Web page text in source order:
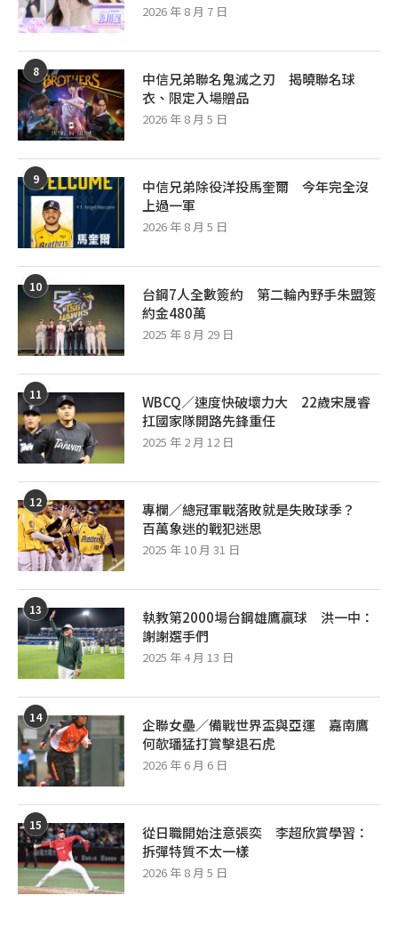
2026 年 8 月 7 日
8
中信兄弟聯名鬼滅之刃 揭曉聯名球
衣、限定入場贈品
2026 年 8 月 5 日
9
中信兄弟除役洋投馬奎爾 今年完全沒
上過一軍
2026 年 8 月 5 日
10
台鋼7人全數簽約 第二輪內野手朱盟簽
約金480萬
2025 年 8 月 29 日
11
WBCQ／速度快破壞力大 22歲宋晟睿
扛國家隊開路先鋒重任
2025 年 2 月 12 日
12
專欄／總冠軍戰落敗就是失敗球季？
百萬象迷的戰犯迷思
2025 年 10 月 31 日
13
執教第2000場台鋼雄鷹贏球 洪一中：
謝謝選手們
2025 年 4 月 13 日
14
企聯女壘／備戰世界盃與亞運 嘉南鷹
何欹璠猛打賞擊退石虎
2026 年 6 月 6 日
15
從日職開始注意張奕 李超欣賞學習：
拆彈特質不太一樣
2026 年 8 月 5 日